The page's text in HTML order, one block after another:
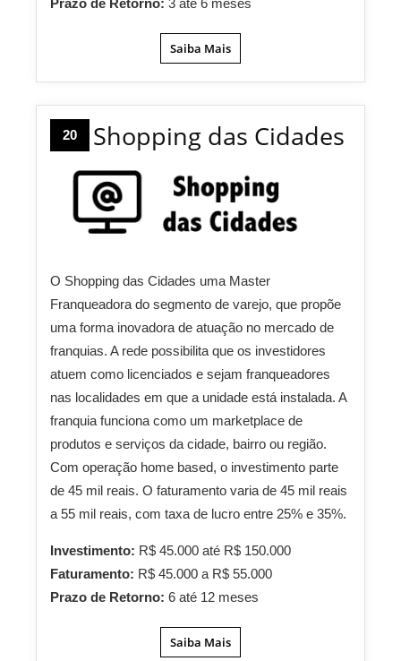
Prazo de Retorno: 3 até 6 meses
Saiba Mais
20 Shopping das Cidades
O Shopping das Cidades uma Master
Franqueadora do segmento de varejo, que propõe
uma forma inovadora de atuação no mercado de
franquias. A rede possibilita que os investidores
atuem como licenciados e sejam franqueadores
nas localidades em que a unidade está instalada. A
franquia funciona como um marketplace de
produtos e serviços da cidade, bairro ou região.
Com operação home based, o investimento parte
de 45 mil reais. O faturamento varia de 45 mil reais
a 55 mil reais, com taxa de lucro entre 25% e 35%.
Investimento: R$ 45.000 até R$ 150.000
Faturamento: R$ 45.000 a R$ 55.000
Prazo de Retorno: 6 até 12 meses
Saiba Mais